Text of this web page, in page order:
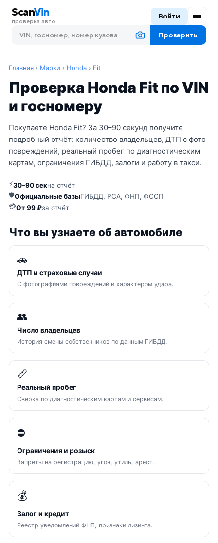
ScanVin
проверка авто
Проверить
Войти
Главная › Марки › Honda › Fit
Проверка Honda Fit по VIN
и госномеру
Покупаете Honda Fit? За 30–90 секунд получите
подробный отчёт: количество владельцев, ДТП с фото
повреждений, реальный пробег по диагностическим
картам, ограничения ГИБДД, залоги и работу в такси.
⚡30–90 секна отчёт
🛡Официальные базыГИБДД, РСА, ФНП, ФССП
💳От 99 ₽за отчёт
Что вы узнаете об автомобиле
🚗
ДТП и страховые случаи
С фотографиями повреждений и характером удара.
👥
Число владельцев
История смены собственников по данным ГИБДД.
📏
Реальный пробег
Сверка по диагностическим картам и сервисам.
⛔
Ограничения и розыск
Запреты на регистрацию, угон, утиль, арест.
💰
Залог и кредит
Реестр уведомлений ФНП, признаки лизинга.